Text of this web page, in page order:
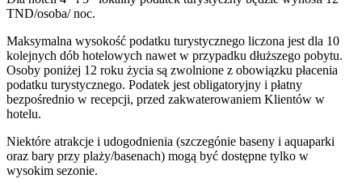
TND/osoba/ noc.
Maksymalna wysokość podatku turystycznego liczona jest dla 10
kolejnych dób hotelowych nawet w przypadku dłuższego pobytu.
Osoby poniżej 12 roku życia są zwolnione z obowiązku płacenia
podatku turystycznego. Podatek jest obligatoryjny i płatny
bezpośrednio w recepcji, przed zakwaterowaniem Klientów w
hotelu.
Niektóre atrakcje i udogodnienia (szczegónie baseny i aquaparki
oraz bary przy plaży/basenach) mogą być dostępne tylko w
wysokim sezonie.